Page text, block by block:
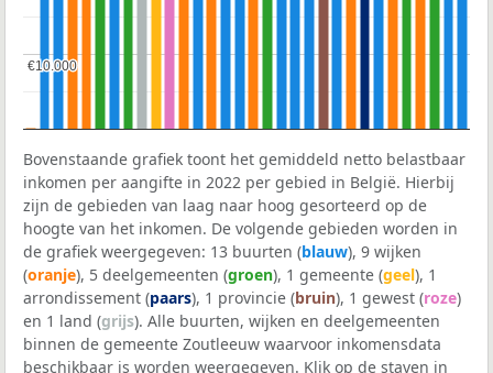
€10.000
€10.000
Bovenstaande grafiek toont het gemiddeld netto belastbaar
inkomen per aangifte in 2022 per gebied in België. Hierbij
zijn de gebieden van laag naar hoog gesorteerd op de
hoogte van het inkomen. De volgende gebieden worden in
de grafiek weergegeven: 13 buurten (blauw), 9 wijken
(oranje), 5 deelgemeenten (groen), 1 gemeente (geel), 1
arrondissement (paars), 1 provincie (bruin), 1 gewest (roze)
en 1 land (grijs). Alle buurten, wijken en deelgemeenten
binnen de gemeente Zoutleeuw waarvoor inkomensdata
beschikbaar is worden weergegeven. Klik op de staven in